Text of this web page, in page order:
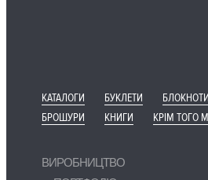
КАТАЛОГИ БУКЛЕТИ БЛОКНОТИ
БРОШУРИ
КНИГИ КРІМ ТОГО
ВИРОБНИЦТВО